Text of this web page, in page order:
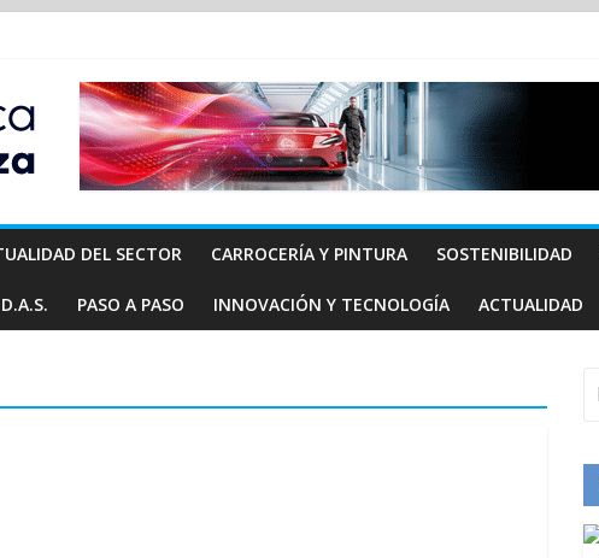
DEL SECTOR CARROCERÍA Y PINTURA SOSTENIBILIDAD
PASO A PASO INNOVACIÓN Y TECNOLOGÍA ACTUALIDAD